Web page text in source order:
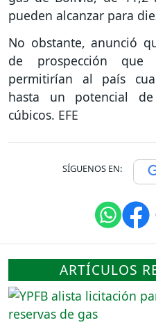
pueden alcanzar para
No obstante, anunció
de prospección
permitirían al país
hasta un potencial
cúbicos. EFE
SÍGUENOS EN:
ARTÍCULOS